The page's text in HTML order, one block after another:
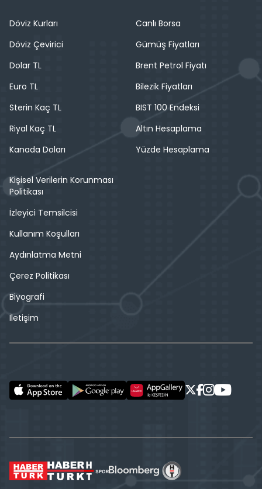
Döviz Kurları
Döviz Çevirici
Dolar TL
Euro TL
Sterin Kaç TL
Riyal Kaç TL
Kanada Doları
Canlı Borsa
Gümüş Fiyatları
Brent Petrol Fiyatı
Bilezik Fiyatları
BIST 100 Endeksi
Altın Hesaplama
Yüzde Hesaplama
Kişisel Verilerin Korunması
Politikası
İzleyici Temsilcisi
Kullanım Koşulları
Aydınlatma Metni
Çerez Politikası
Biyografi
İletişim